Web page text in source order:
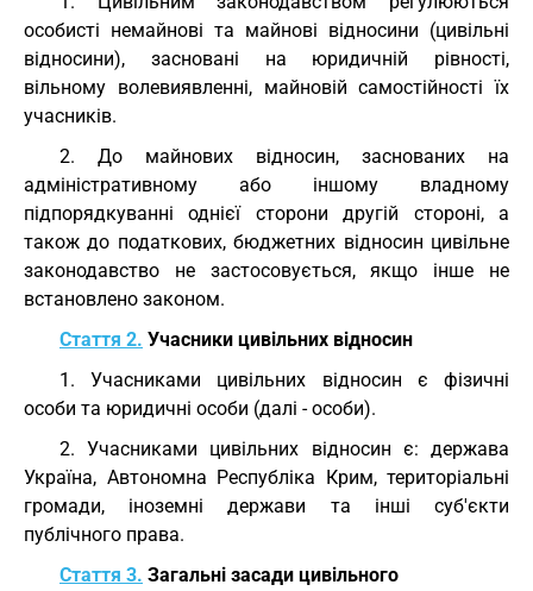
особисті немайнові та майнові відносини (цивільні
відносини), засновані на юридичній рівності,
вільному волевиявленні, майновій самостійності їх
учасників.
2. До майнових відносин, заснованих на
адміністративному або іншому владному
підпорядкуванні однієї сторони другій стороні, а
також до податкових, бюджетних відносин цивільне
законодавство не застосовується, якщо інше не
встановлено законом.
Стаття 2. Учасники цивільних відносин
1. Учасниками цивільних відносин є фізичні
особи та юридичні особи (далі - особи).
2. Учасниками цивільних відносин є: держава
Україна, Автономна Республіка Крим, територіальні
громади, іноземні держави та інші суб'єкти
публічного права.
Стаття 3. Загальні засади цивільного